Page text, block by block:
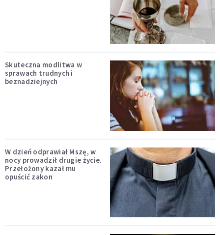
Skuteczna modlitwa w
sprawach trudnych i
beznadziejnych
W dzień odprawiał Mszę, w
nocy prowadził drugie życie.
Przełożony kazał mu
opuścić zakon